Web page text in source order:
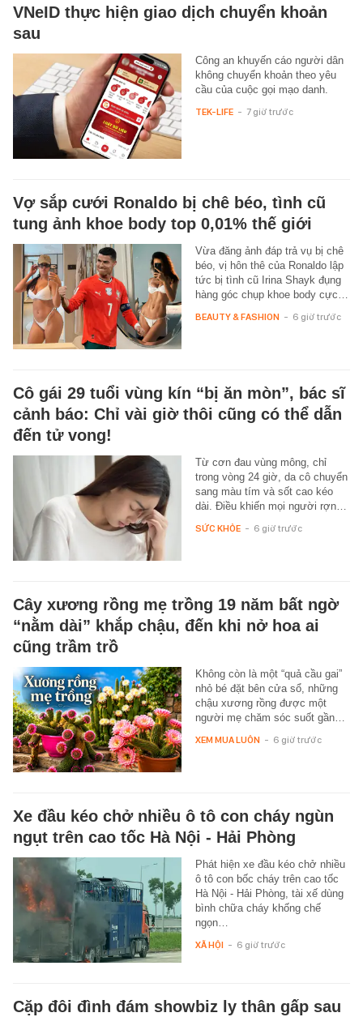
VNeID thực hiện giao dịch chuyển khoản
sau
Công an khuyến cáo người dân
không chuyển khoản theo yêu
cầu của cuộc gọi mạo danh.
TEK-LIFE - 7 giờ trước
Vợ sắp cưới Ronaldo bị chê béo, tình cũ
tung ảnh khoe body top 0,01% thế giới
Vừa đăng ảnh đáp trả vụ bị chê
béo, vị hôn thê của Ronaldo lập
tức bị tình cũ Irina Shayk đụng
hàng góc chụp khoe body cực…
BEAUTY & FASHION - 6 giờ trước
Cô gái 29 tuổi vùng kín “bị ăn mòn”, bác sĩ
cảnh báo: Chỉ vài giờ thôi cũng có thể dẫn
đến tử vong!
Từ cơn đau vùng mông, chỉ
trong vòng 24 giờ, da cô chuyển
sang màu tím và sốt cao kéo
dài. Điều khiến mọi người rợn…
SỨC KHỎE - 6 giờ trước
Cây xương rồng mẹ trồng 19 năm bất ngờ
“nằm dài” khắp chậu, đến khi nở hoa ai
cũng trầm trồ
Không còn là một “quả cầu gai”
nhỏ bé đặt bên cửa sổ, những
chậu xương rồng được một
người mẹ chăm sóc suốt gần…
XEM MUA LUÔN - 6 giờ trước
Xe đầu kéo chở nhiều ô tô con cháy ngùn
ngụt trên cao tốc Hà Nội - Hải Phòng
Phát hiện xe đầu kéo chở nhiều
ô tô con bốc cháy trên cao tốc
Hà Nội - Hải Phòng, tài xế dùng
bình chữa cháy khống chế
ngọn…
XÃ HỘI - 6 giờ trước
Cặp đôi đình đám showbiz ly thân gấp sau